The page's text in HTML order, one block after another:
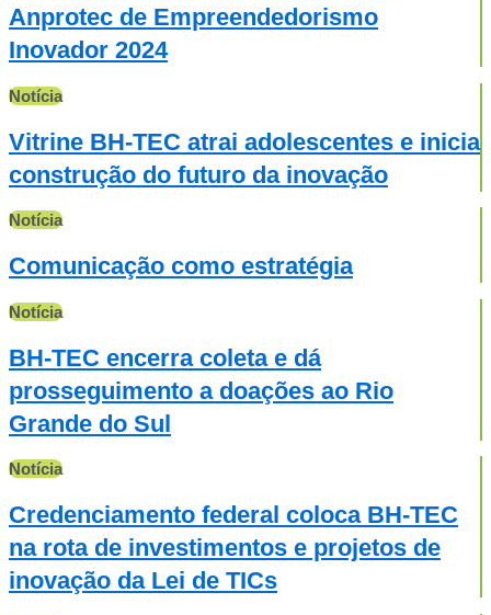
Anprotec de Empreendedorismo
Inovador 2024
Notícia
Vitrine BH-TEC atrai adolescentes e inicia
construção do futuro da inovação
Notícia
Comunicação como estratégia
Notícia
BH-TEC encerra coleta e dá
prosseguimento a doações ao Rio
Grande do Sul
Notícia
Credenciamento federal coloca BH-TEC
na rota de investimentos e projetos de
inovação da Lei de TICs